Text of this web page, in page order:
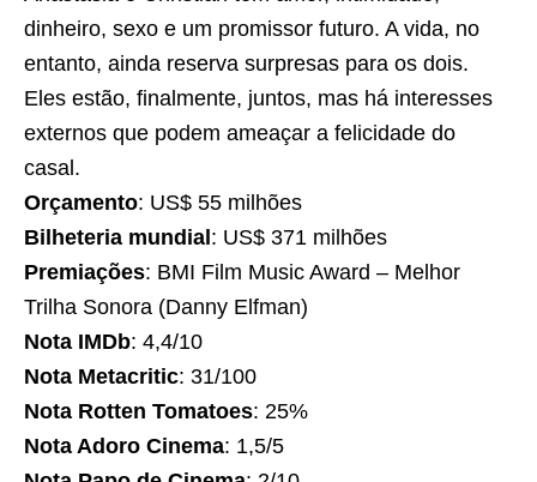
dinheiro, sexo e um promissor futuro. A vida, no
entanto, ainda reserva surpresas para os dois.
Eles estão, finalmente, juntos, mas há interesses
externos que podem ameaçar a felicidade do
casal.
Orçamento: US$ 55 milhões
Bilheteria mundial: US$ 371 milhões
Premiações: BMI Film Music Award – Melhor
Trilha Sonora (Danny Elfman)
Nota IMDb: 4,4/10
Nota Metacritic: 31/100
Nota Rotten Tomatoes: 25%
Nota Adoro Cinema: 1,5/5